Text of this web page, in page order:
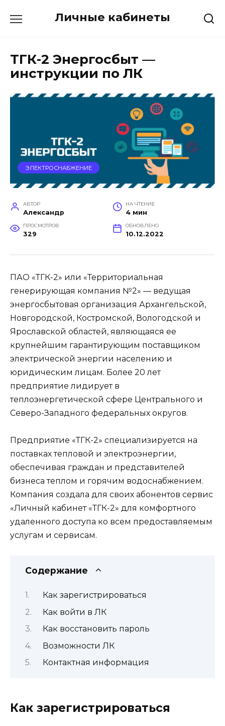
Личные кабинеты
ТГК-2 Энергосбыт —
инструкции по ЛК
ЭЛЕКТРОСНАБЖЕНИЕ
АВТОР
Александр
НА ЧТЕНИЕ
4 мин
ПРОСМОТРОВ
329
ОБНОВЛЕНО
10.12.2022
ПАО «ТГК-2» или «Территориальная
генерирующая компания №2» — ведущая
энергосбытовая организация Архангельской,
Новгородской, Костромской, Вологодской и
Ярославской областей, являющаяся ее
крупнейшим гарантирующим поставщиком
электрической энергии населению и
юридическим лицам. Более 20 лет
предприятие лидирует в
теплоэнергетической сфере Центрального и
Северо-Западного федеральных округов.
Предприятие «ТГК-2» специализируется на
поставках тепловой и электроэнергии,
обеспечивая граждан и представителей
бизнеса теплом и горячим водоснабжением.
Компания создала для своих абонентов сервис
«Личный кабинет «ТГК-2» для комфортного
удаленного доступа ко всем предоставляемым
услугам и сервисам.
Содержание
Как зарегистрироваться
Как войти в ЛК
Как восстановить пароль
Возможности ЛК
Контактная информация
Как зарегистрироваться